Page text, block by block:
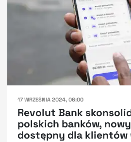
17 WRZEŚNIA 2024, 06:00
Revolut Bank
polskich banków,
dostępny dla klientów